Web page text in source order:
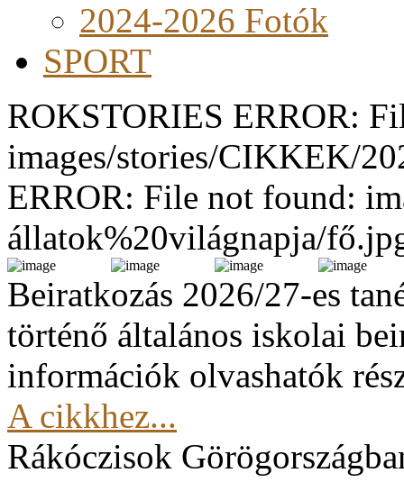
2024-2026 Fotók
SPORT
ROKSTORIES ERROR:
images/stories/CIKKEK/
ERROR: File not found:
állatok%20világnapja/
Beiratkozás 2026/27-es
történő általános iskolai
információk olvashatók
A cikkhez...
Rákóczisok